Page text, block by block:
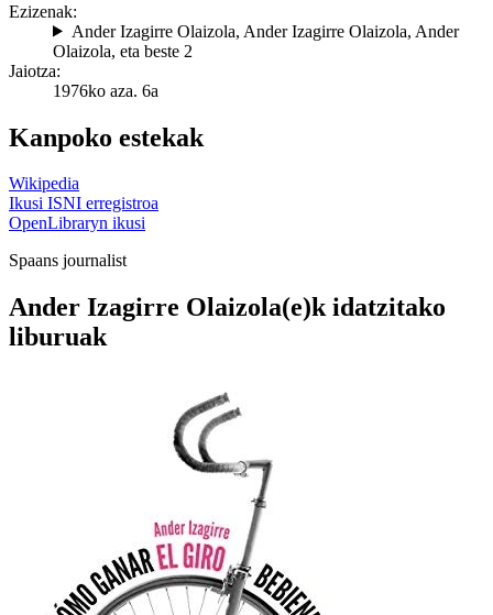
Ezizenak:
Ander Izagirre Olaizola, Ander Izagirre Olaizola, Ander
Olaizola, eta beste 2
Jaiotza:
1976ko aza. 6a
Kanpoko estekak
Wikipedia
Ikusi ISNI erregistroa
OpenLibraryn ikusi
Spaans journalist
Ander Izagirre Olaizola(e)k idatzitako
liburuak